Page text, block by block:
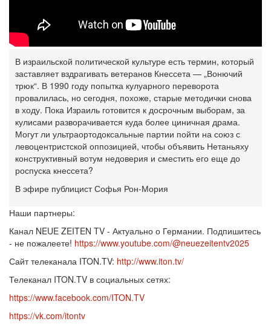
В израильской политической культуре есть термин, который
заставляет вздрагивать ветеранов Кнессета — „Вонючий
трюк“. В 1990 году попытка кулуарного переворота
провалилась, но сегодня, похоже, старые методички снова
в ходу. Пока Израиль готовится к досрочным выборам, за
кулисами разворачивается куда более циничная драма.
Могут ли ультраортодоксальные партии пойти на союз с
левоцентристской оппозицией, чтобы объявить Нетаньяху
конструктивный вотум недоверия и сместить его еще до
роспуска кнессета?
В эфире публицист Софья Рон-Мория
Наши партнеры:
Канал NEUE ZEITEN TV - Актуально о Германии. Подпишитесь
- не пожалеете! https://www.youtube.com/@neuezeitentv2025
Сайт телеканала ITON.TV: http://www.iton.tv/
Телеканал ITON.TV в социальных сетях:
https://www.facebook.com/ITON.TV
https://vk.com/itontv